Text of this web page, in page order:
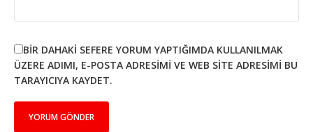
BIR DAHAKI SEFERE YORUM YAPTIĞIMDA KULLANILMAK
ÜZERE ADIMI, E-POSTA ADRESIMI VE WEB SITE ADRESIMI BU
TARAYICIYA KAYDET.